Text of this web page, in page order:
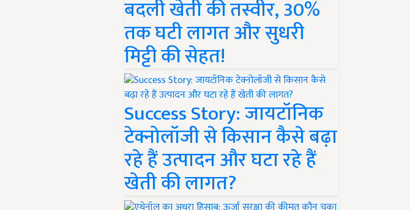
बदली खेती की तस्वीर, 30%
तक घटी लागत और सुधरी
मिट्टी की सेहत!
Success Story: जायटॉनिक
टेक्नोलॉजी से किसान कैसे बढ़ा
रहे हैं उत्पादन और घटा रहे हैं
खेती की लागत?